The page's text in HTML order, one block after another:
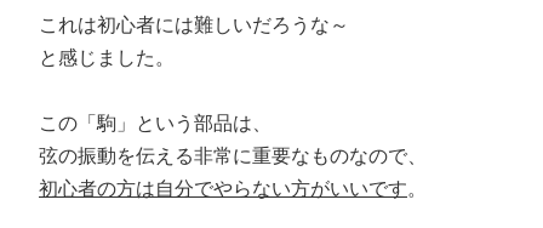
これは初心者には難しいだろうな～
と感じました。
この「駒」という部品は、
弦の振動を伝える非常に重要なものなので、
初心者の方は自分でやらない方がいいです。